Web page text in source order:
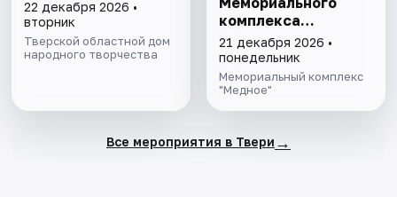
22 декабря 2026 •
вторник
Тверской областной дом
народного творчества
комплекса
"Медное"
21 декабря 2026 •
понедельник
Мемориальный комплекс
"Медное"
Все мероприятия в Твери →